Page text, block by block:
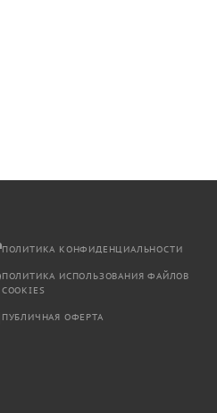
ПОЛИТИКА КОНФИДЕНЦИАЛЬНОСТИ
ПОЛИТИКА ИСПОЛЬЗОВАНИЯ ФАЙЛОВ
COOKIES
ПУБЛИЧНАЯ ОФЕРТА